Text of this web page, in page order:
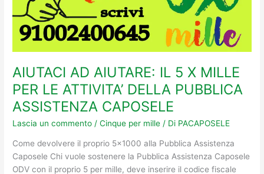
AIUTACI AD AIUTARE: IL 5 X MILLE
PER LE ATTIVITA’ DELLA PUBBLICA
ASSISTENZA CAPOSELE
Lascia un commento /Cinque per mille / Di PACAPOSELE
Come devolvere il proprio 5×1000 alla Pubblica Assistenza
Caposele Chi vuole sostenere la Pubblica Assistenza Caposele
ODV con il proprio 5 per mille, deve inserire il codice fiscale
ATTIVITA’
DELLA
PUBBLICA
ASSISTENZA
CAPOSELE